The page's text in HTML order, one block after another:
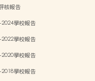
核報告
2024學校報告
2022學校報告
2020學校報告
2018學校報告